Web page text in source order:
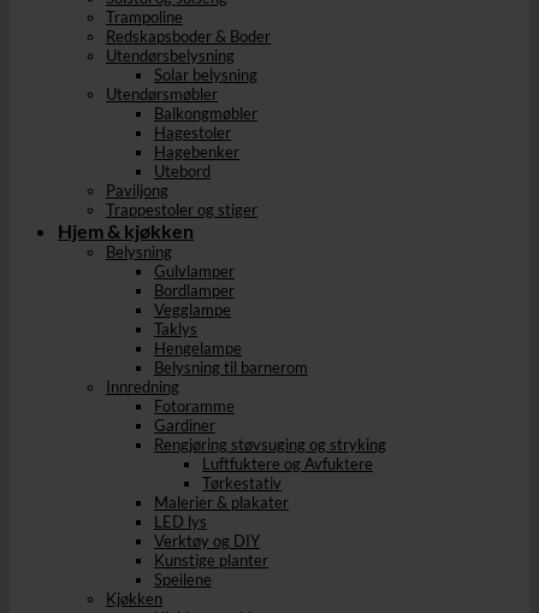
Trampoline
Redskapsboder & Boder
Utendørsbelysning
Solar belysning
Utendørsmøbler
Balkongmøbler
Hagestoler
Hagebenker
Utebord
Paviljong
Trappestoler og stiger
Hjem & kjøkken
Belysning
Gulvlamper
Bordlamper
Vegglampe
Taklys
Hengelampe
Belysning til barnerom
Innredning
Fotoramme
Gardiner
Rengjøring støvsuging og stryking
Luftfuktere og Avfuktere
Tørkestativ
Malerier & plakater
LED lys
Verktøy og DIY
Kunstige planter
Speilene
Kjøkken